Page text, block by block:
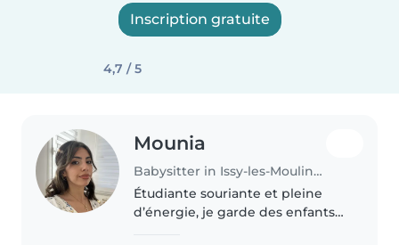
Inscription gratuite
4,7 / 5
Mounia
Babysitter in Issy-les-Moulineaux
Étudiante souriante et pleine
d’énergie, je garde des enfants